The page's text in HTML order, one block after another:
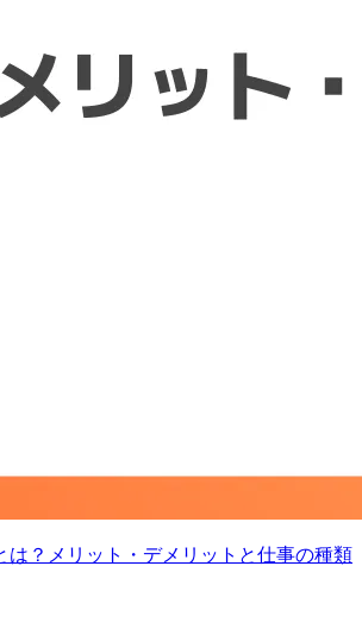
は？メリット・デメリットと仕事の種類